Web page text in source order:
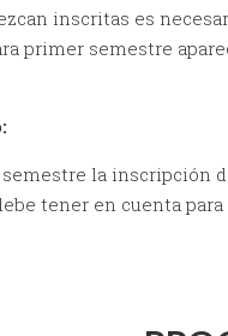
inscritas es
primer semestre
la inscripción
tener en cuenta